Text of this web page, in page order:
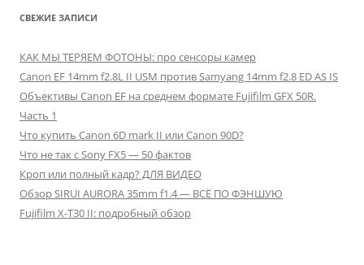
СВЕЖИЕ ЗАПИСИ
КАК МЫ ТЕРЯЕМ ФОТОНЫ: про сенсоры камер
Canon EF 14mm f2.8L II USM против Samyang 14mm f2.8 ED AS IS
Объективы Canon EF на среднем формате Fujifilm GFX 50R.
Часть 1
Что купить Canon 6D mark II или Canon 90D?
Что не так с Sony FX5 — 50 фактов
Кроп или полный кадр? ДЛЯ ВИДЕО
Обзор SIRUI AURORA 35mm f1.4 — ВСЁ ПО ФЭНШУЮ
Fujifilm X-T30 II: подробный обзор